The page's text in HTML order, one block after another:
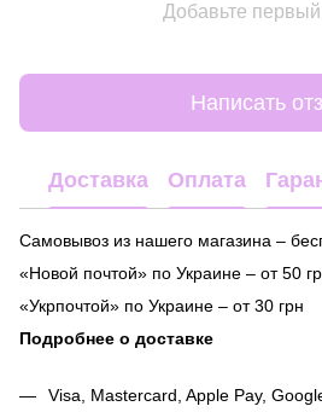
Добавьте
Написать
Доставка Оплата
Самовывоз из нашего магазина –
«Новой почтой» по Украине – от 50
«Укрпочтой» по Украине – от 30 грн
Подробнее о доставке
Visa, Mastercard, Apple Pay,